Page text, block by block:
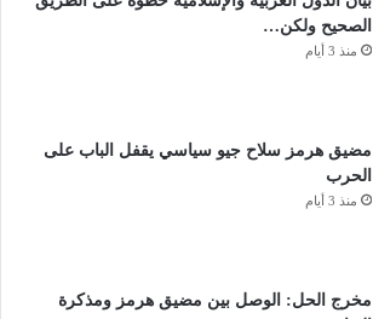
الصحيح ولكن…
منذ 3 أيام
مضيق هرمز سلاح جيو سياسي يقفل الباب على
الحرب
منذ 3 أيام
مخرج الحل: الوصل بين مضيق هرمز ومذكرة